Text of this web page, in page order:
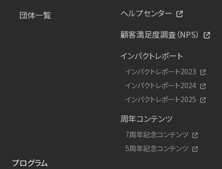
団体一覧
ヘルプセンター
顧客満足度調査（NPS）
インパクトレポート
インパクトレポート2023
インパクトレポート2024
インパクトレポート2025
周年コンテンツ
7周年記念コンテンツ
5周年記念コンテンツ
プログラム